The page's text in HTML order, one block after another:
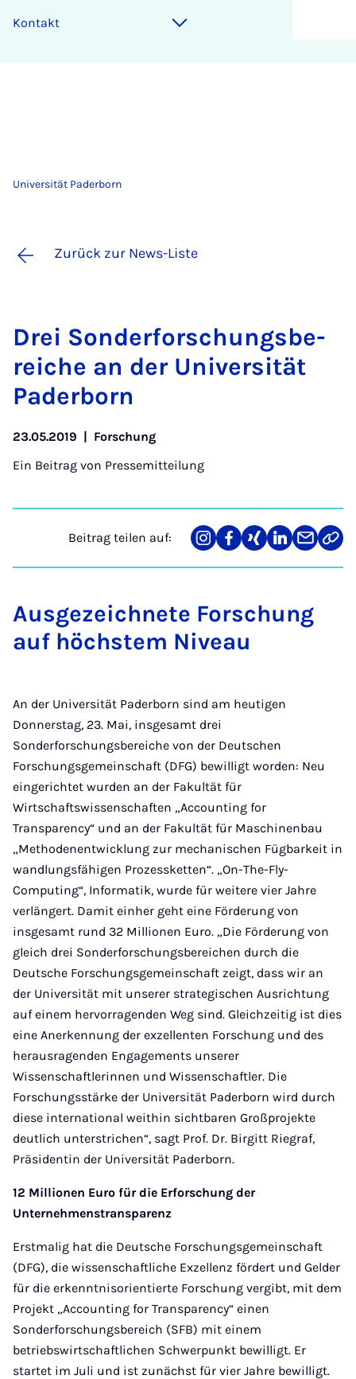
Kontakt
Universität Paderborn
Zurück zur News-Liste
Drei Son­der­for­schungs­be­
rei­che an der Uni­ver­si­tät
Pa­der­born
23.05.2019 | Forschung
Ein Beitrag von Pressemitteilung
Beitrag teilen auf:
Teilen
auf
Teilen
auf
Teilen
auf
Teilen
auf
Teilen
über
Mail
Link
Ausgezeichnete Forschung
auf höchstem Niveau
An der Universität Paderborn sind am heutigen
Donnerstag, 23. Mai, insgesamt drei
Sonderforschungsbereiche von der Deutschen
Forschungsgemeinschaft (DFG) bewilligt worden: Neu
eingerichtet wurden an der Fakultät für
Wirtschaftswissenschaften „Accounting for
Transparency“ und an der Fakultät für Maschinenbau
„Methodenentwicklung zur mechanischen Fügbarkeit in
wandlungsfähigen Prozessketten“. „On-The-Fly-
Computing“, Informatik, wurde für weitere vier Jahre
verlängert. Damit einher geht eine Förderung von
insgesamt rund 32 Millionen Euro. „Die Förderung von
gleich drei Sonderforschungsbereichen durch die
Deutsche Forschungsgemeinschaft zeigt, dass wir an
der Universität mit unserer strategischen Ausrichtung
auf einem hervorragenden Weg sind. Gleichzeitig ist dies
eine Anerkennung der exzellenten Forschung und des
herausragenden Engagements unserer
Wissenschaftlerinnen und Wissenschaftler. Die
Forschungsstärke der Universität Paderborn wird durch
diese international weithin sichtbaren Großprojekte
deutlich unterstrichen“, sagt Prof. Dr. Birgitt Riegraf,
Präsidentin der Universität Paderborn.
12 Millionen Euro für die Erforschung der
Unternehmenstransparenz
Erstmalig hat die Deutsche Forschungsgemeinschaft
(DFG), die wissenschaftliche Exzellenz fördert und Gelder
für die erkenntnisorientierte Forschung vergibt, mit dem
Projekt „Accounting for Transparency“ einen
Sonderforschungsbereich (SFB) mit einem
betriebswirtschaftlichen Schwerpunkt bewilligt. Er
startet im Juli und ist zunächst für vier Jahre bewilligt.